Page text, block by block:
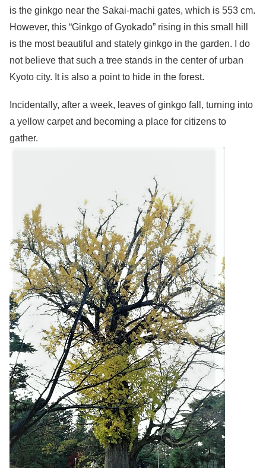
is the ginkgo near the Sakai-machi gates, which is 553 cm.
However, this “Ginkgo of Gyokado” rising in this small hill
is the most beautiful and stately ginkgo in the garden. I do
not believe that such a tree stands in the center of urban
Kyoto city. It is also a point to hide in the forest.
Incidentally, after a week, leaves of ginkgo fall, turning into
a yellow carpet and becoming a place for citizens to
gather.